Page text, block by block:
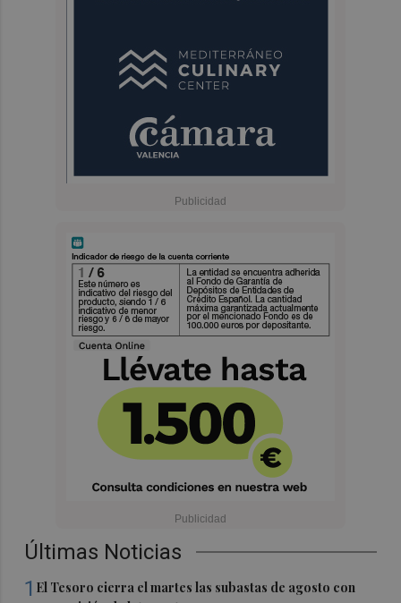
Últimas Noticias
1 El Tesoro cierra el martes las subastas de agosto con